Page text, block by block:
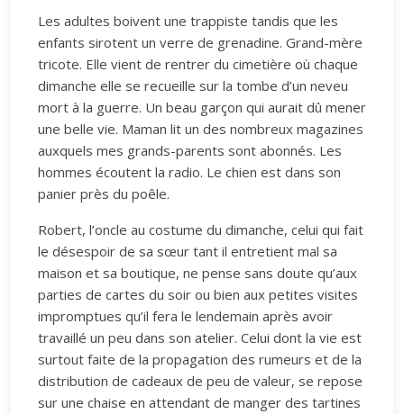
Les adultes boivent une trappiste tandis que les
enfants sirotent un verre de grenadine. Grand-mère
tricote. Elle vient de rentrer du cimetière où chaque
dimanche elle se recueille sur la tombe d’un neveu
mort à la guerre. Un beau garçon qui aurait dû mener
une belle vie. Maman lit un des nombreux magazines
auxquels mes grands-parents sont abonnés. Les
hommes écoutent la radio. Le chien est dans son
panier près du poêle.
Robert, l’oncle au costume du dimanche, celui qui fait
le désespoir de sa sœur tant il entretient mal sa
maison et sa boutique, ne pense sans doute qu’aux
parties de cartes du soir ou bien aux petites visites
impromptues qu’il fera le lendemain après avoir
travaillé un peu dans son atelier. Celui dont la vie est
surtout faite de la propagation des rumeurs et de la
distribution de cadeaux de peu de valeur, se repose
sur une chaise en attendant de manger des tartines